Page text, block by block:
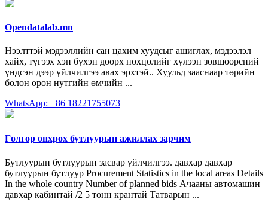
Opendatalab.mn
Нээлттэй мэдээллийн сан цахим хуудсыг ашиглах, мэдээлэл
хайх, түгээх хэн бүхэн доорх нөхцөлийг хүлээн зөвшөөрсний
үндсэн дээр үйлчилгээ авах эрхтэй.. Хуульд зааснаар төрийн
болон орон нутгийн өмчийн ...
WhatsApp: +86 18221755073
Гөлгөр өнхрөх бутлуурын ажиллах зарчим
Бутлуурын бутлуурын засвар үйлчилгээ. давхар давхар
бутлуурын бутлуур Procurement Statistics in the local areas Details
In the whole country Number of planned bids Ачааны автомашин
давхар кабинтай /2 5 тонн крантай Татварын ...